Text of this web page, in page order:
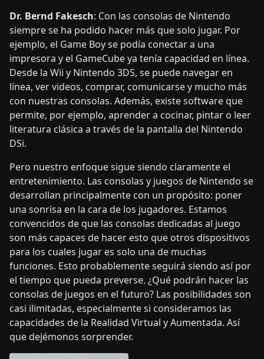
Dr. Bernd Fakesch: Con las consolas de Nintendo
siempre se ha podido hacer más que solo jugar. Por
ejemplo, el Game Boy se podía conectar a una
impresora y el GameCube ya tenía capacidad en línea.
Desde la Wii y Nintendo 3DS, se puede navegar en
línea, ver videos, comprar, comunicarse y mucho más
con nuestras consolas. Además, existe software que
permite, por ejemplo, aprender a cocinar, pintar o leer
literatura clásica a través de la pantalla del Nintendo
DSi.
Pero nuestro enfoque sigue siendo claramente el
entretenimiento. Las consolas y juegos de Nintendo se
desarrollan principalmente con un propósito: poner
una sonrisa en la cara de los jugadores. Estamos
convencidos de que las consolas dedicadas al juego
son más capaces de hacer esto que otros dispositivos
para los cuales jugar es solo una de muchas
funciones. Esto probablemente seguirá siendo así por
el tiempo que pueda preverse. ¿Qué podrán hacer las
consolas de juegos en el futuro? Las posibilidades son
casi ilimitadas, especialmente si consideramos las
capacidades de la Realidad Virtual y Aumentada. Así
que dejémonos sorprender.